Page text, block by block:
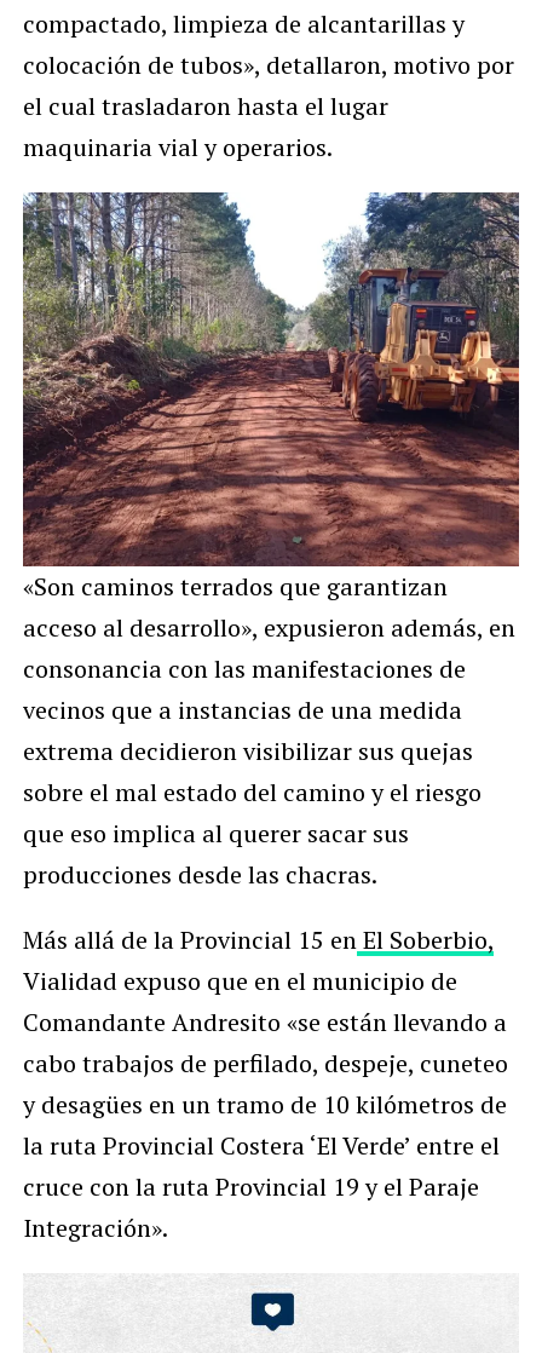
compactado, limpieza de alcantarillas y
colocación de tubos», detallaron, motivo por
el cual trasladaron hasta el lugar
maquinaria vial y operarios.
«Son caminos terrados que garantizan
acceso al desarrollo», expusieron además, en
consonancia con las manifestaciones de
vecinos que a instancias de una medida
extrema decidieron visibilizar sus quejas
sobre el mal estado del camino y el riesgo
que eso implica al querer sacar sus
producciones desde las chacras.
Más allá de la Provincial 15 enEl Soberbio,
Vialidad expuso que en el municipio de
Comandante Andresito «se están llevando a
cabo trabajos de perfilado, despeje, cuneteo
y desagües en un tramo de 10 kilómetros de
la ruta Provincial Costera ‘El Verde’ entre el
cruce con la ruta Provincial 19 y el Paraje
Integración».